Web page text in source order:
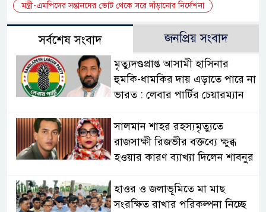
মন্ত্রী-এমপিদের সন্তানদের ভোট থেকে সরে দাঁড়ানোর নির্দেশনা
সর্বশেষ সংবাদ জনপ্রিয় সংবাদ
মৃত্যুদণ্ডপ্রাপ্ত আসামী হাসিনার
হুমকি-ধামকির দায় এড়াতে পারে না
ভারত : লেবার পার্টির চেয়ারম্যান
সালমান শাহর রহস্যমৃত্যুতে
রাজসাক্ষী রিজভীর বক্তব্যে ক্ষুব্ধ
হওয়ার কারণ ব্যাখ্যা দিলেন শাবনুর
হাওর ও জলাভূমিতে মা মাছ
সংরক্ষিত রাখার পরিকল্পনা নিচ্ছে